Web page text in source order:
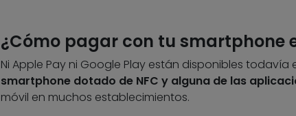
¿Cómo pagar con tu smartphone
Ni Apple Pay ni Google Play están disponibles todavía
smartphone dotado de NFC y alguna de las
móvil en muchos establecimientos.